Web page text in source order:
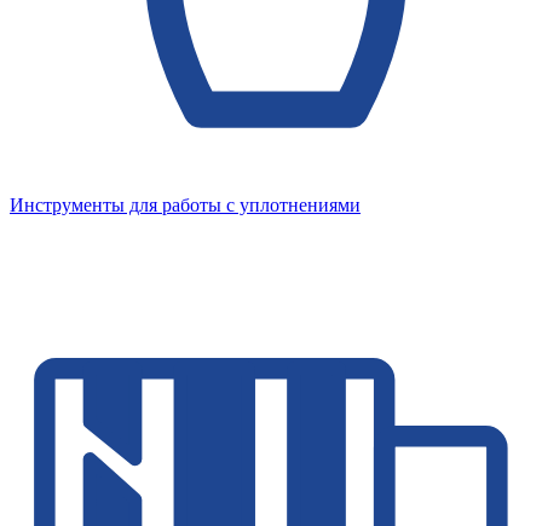
Инструменты для работы с уплотнениями